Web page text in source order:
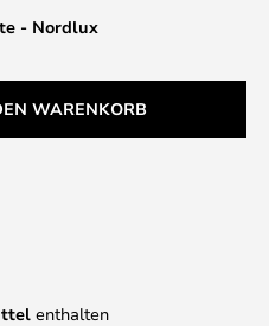
- Nordlux
WARENKORB
enthalten